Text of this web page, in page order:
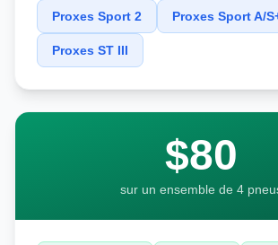
Proxes Sport 2 Proxes Sport A/
Proxes ST III
$80
sur un ensemble de 4